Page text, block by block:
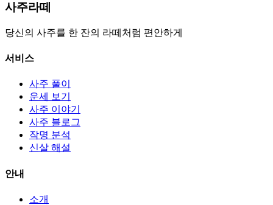
사주라떼
당신의 사주를 한 잔의 라떼처럼 편안하게
서비스
사주 풀이
운세 보기
사주 이야기
사주 블로그
작명 분석
신살 해설
안내
소개